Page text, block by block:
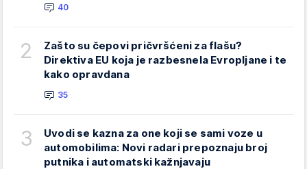
40
2
Zašto su čepovi pričvršćeni za flašu?
Direktiva EU koja je razbesnela Evropljane i te
kako opravdana
35
3
Uvodi se kazna za one koji se sami voze u
automobilima: Novi radari prepoznaju broj
putnika i automatski kažnjavaju